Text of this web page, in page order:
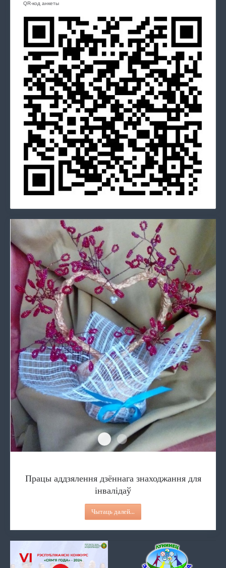
QR-код анкеты
Працы аддзялення дзённага
Фота-імгненне
Працы аддзялення дзённага знаходжання для
інвалідаў
Чытаць далей...